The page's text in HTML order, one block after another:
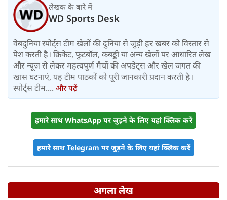
लेखक के बारे में
WD Sports Desk
वेबदुनिया स्पोर्ट्स टीम खेलों की दुनिया से जुड़ी हर खबर को विस्तार से
पेश करती है। क्रिकेट, फुटबॉल, कबड्डी या अन्य खेलों पर आधारित लेख
और न्यूज़ से लेकर महत्वपूर्ण मैचों की अपडेट्स और खेल जगत की
खास घटनाएं, यह टीम पाठकों को पूरी जानकारी प्रदान करती है।
स्पोर्ट्स टीम.... और पढ़ें
हमारे साथ WhatsApp पर जुड़ने के लिए यहां क्लिक करें
हमारे साथ Telegram पर जुड़ने के लिए यहां क्लिक करें
अगला लेख